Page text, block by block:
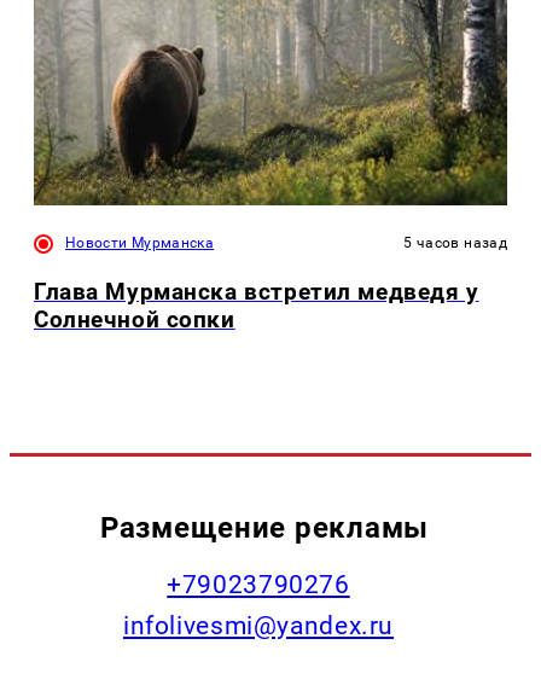
Новости Мурманска 5 часов назад
Глава Мурманска встретил медведя у
Солнечной сопки
Размещение рекламы
+79023790276
infolivesmi@yandex.ru